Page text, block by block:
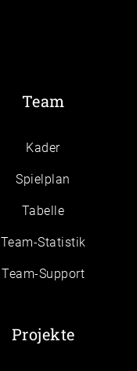
Team
Kader
Spielplan
Tabelle
Team-Statistik
Team-Support
Projekte